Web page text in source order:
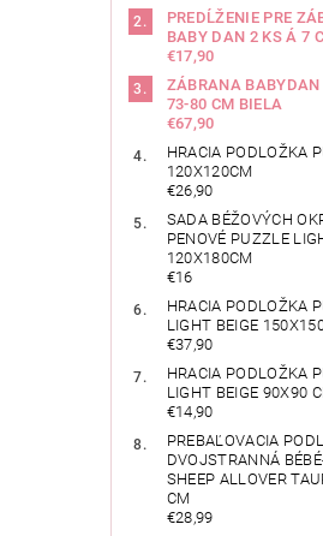
PREDĹŽENIE PRE
BABY DAN 2 KS Á 7
€17,90
ZÁBRANA BABYDAN
73-80 CM BIELA
€67,90
HRACIA PODLOŽKA
120X120CM
€26,90
SADA BÉŽOVÝCH
PENOVÉ PUZZLE
120X180CM
€16
HRACIA PODLOŽKA
LIGHT BEIGE
€37,90
HRACIA PODLOŽKA
LIGHT BEIGE 90X90
€14,90
PREBAĽOVACIA
DVOJSTRANNÁ
SHEEP ALLOVER
CM
€28,99